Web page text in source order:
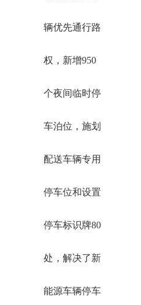
辆优先通行路
权，新增950
个夜间临时停
车泊位，施划
配送车辆专用
停车位和设置
停车标识牌80
处，解决了新
能源车辆停车